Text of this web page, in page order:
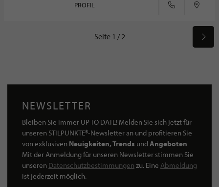
PROFIL
Seite 1 / 2
NEWSLETTER
Bleiben Sie immer UP TO DATE! Melden Sie sich jetzt für
unseren STILPUNKTE®-Newsletter an und profitieren Sie
von exklusiven Neuigkeiten, Trends undAngeboten
Mit der Anmeldung für unseren Newsletter stimmen Sie
unseren Datenschutzbestimmungen zu. Eine Abmeldung
ist jederzeit möglich.